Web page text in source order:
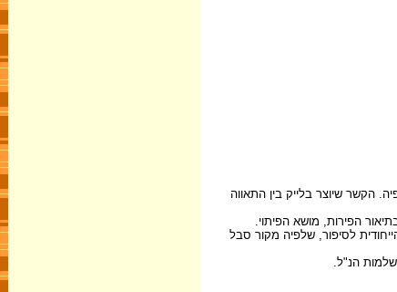
הקשר שיוצר בלייק בין התאווה
הפירות, מושא הפיתוי.
לסיפור, שלפיה מקור סבל
הנ"ל.